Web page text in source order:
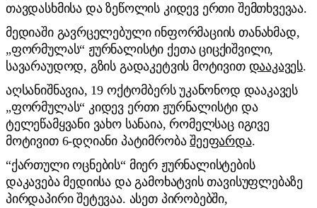
თავდასხმისა და ზეწოლის კიდევ ერთი შემთხვევაა.
მედიაში გავრცელებული ინფორმაციის თანახმად,
„ფორმულას“ ჟურნალისტი ქეთა ციცქიშვილი,
სავარაუდოდ, გზის გადაკეტვის მოტივით დააკავეს.
აღსანიშნავია, 19 ოქტომბერს უკანონოდ დააკავეს
„ფორმულას“ კიდევ ერთი ჟურნალისტი და
ტელეწამყვანი ვახო სანაია, რომელსაც იგივე
მოტივით 6-დღიანი პატიმრობაშეეფარდა.
“ქართული ოცნების“ მიერ ჟურნალისტების
დაკავება მედიისა და გამოხატვის თავისუფლებაზე
პირდაპირი შეტევაა. ასეთ პირობებში,